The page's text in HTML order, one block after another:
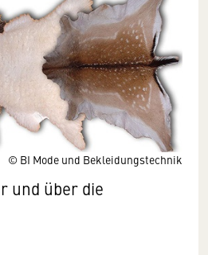
© BI Mode und Bekleidungstechnik
und über die